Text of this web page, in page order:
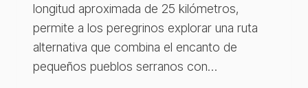
longitud aproximada de 25 kilómetros,
permite a los peregrinos explorar una ruta
alternativa que combina el encanto de
pequeños pueblos serranos con…